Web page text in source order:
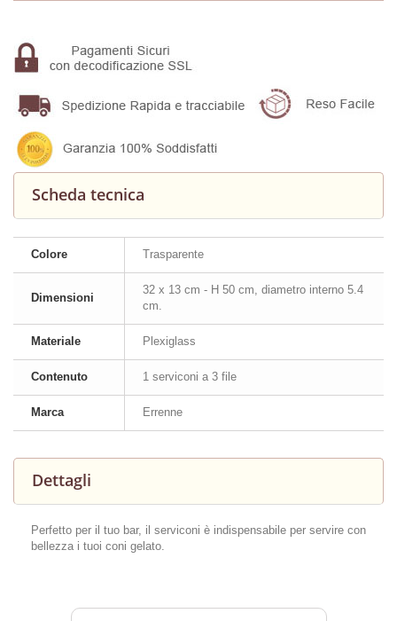
Scheda tecnica
Colore Trasparente
Dimensioni
32 x 13 cm - H 50 cm, diametro interno 5.4
cm.
Materiale Plexiglass
Contenuto 1 serviconi a 3 file
Marca Errenne
Dettagli
Perfetto per il tuo bar, il serviconi è indispensabile per servire con
bellezza i tuoi coni gelato.